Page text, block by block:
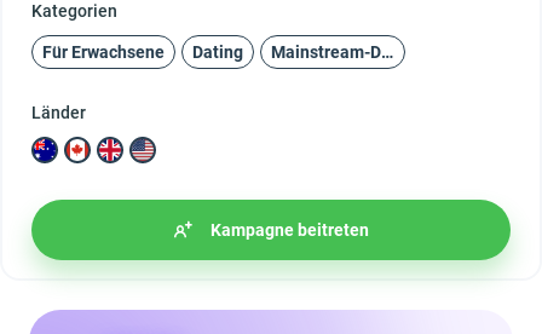
Kategorien
Für Erwachsene Dating Mainstream-Dating
Länder
Kampagne beitreten